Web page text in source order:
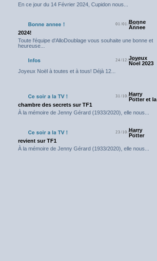
En ce jour du 14 Février 2024, Cupidon nous...
01/01/2024
Bonne
Annee
2024!
Toute l'équipe d'AlloDoublage vous souhaite une bonne et
heureuse...
24/12/2023
Joyeux
Noel 2023
Joyeux Noël à toutes et à tous! Déjà 12...
31/10/2023
Harry
Potter et la
chambre des secrets sur TF1
À la mémoire de Jenny Gérard (1933/2020), elle nous...
23/10/2023
Harry
Potter
revient sur TF1
À la mémoire de Jenny Gérard (1933/2020), elle nous...